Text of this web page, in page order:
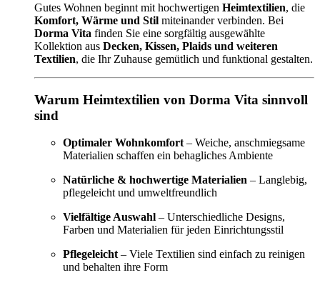
Gutes Wohnen beginnt mit hochwertigen Heimtextilien, die
Komfort, Wärme und Stil miteinander verbinden. Bei
Dorma Vita finden Sie eine sorgfältig ausgewählte
Kollektion aus Decken, Kissen, Plaids und weiteren
Textilien, die Ihr Zuhause gemütlich und funktional gestalten.
Warum Heimtextilien von Dorma Vita sinnvoll
sind
Optimaler Wohnkomfort – Weiche, anschmiegsame
Materialien schaffen ein behagliches Ambiente
Natürliche & hochwertige Materialien – Langlebig,
pflegeleicht und umweltfreundlich
Vielfältige Auswahl – Unterschiedliche Designs,
Farben und Materialien für jeden Einrichtungsstil
Pflegeleicht – Viele Textilien sind einfach zu reinigen
und behalten ihre Form